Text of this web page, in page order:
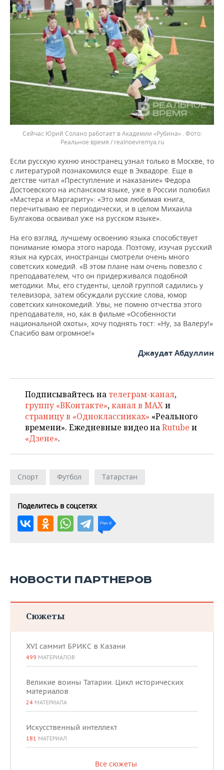
Сейчас Юрий Солано работает в Академии «Рубина» .
Реальное время / realnoevremya.ru
Если русскую кухню иностранец узнал только в Москве, то
с литературой познакомился еще в Эквадоре. Еще в
детстве читал «Преступление и наказание» Федора
Достоевского на испанском языке, уже в России полюбил
«Мастера и Маргариту»: «Это моя любимая книга,
перечитываю ее периодически, и в целом Михаила
Булгакова осваивал уже на русском языке».
На его взгляд, лучшему освоению языка способствует
понимание юмора этого народа. Поэтому, изучая русский
язык на курсах, иностранцы смотрели очень много
советских комедий. «В этом плане нам очень повезло с
преподавателем, что он придерживался подобной
методики. Мы, его студенты, целой группой садились у
телевизора, затем обсуждали русские слова, юмор
советских кинокомедий. Увы, не помню отчества этого
преподавателя, но, как в фильме «Особенности
национальной охоты», хочу поднять тост: «Ну, за Валеру!»
Спасибо вам огромное!»
Джаудат Абдуллин
Подписывайтесь на телеграм-канал,
группу «ВКонтакте»,канал в MAXи
страницу в «Одноклассниках» «Реального
времени». Ежедневные видео наRutube и
«Дзене».
Спорт Футбол Татарстан
Поделитесь в соцсетях
НОВОСТИ ПАРТНЕРОВ
Сюжеты
XVI саммит БРИКС в Казани
499 МАТЕРИАЛОВ
Великие воины Татарии. Цикл исторических
материалов
24 МАТЕРИАЛА
Искусственный интеллект
181 МАТЕРИАЛ
Все сюжеты